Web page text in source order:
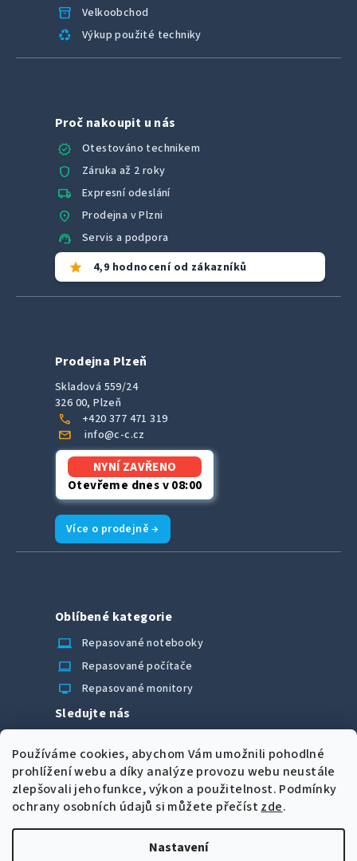
Používáme cookies, abychom Vám umožnili pohodlné
prohlížení webu a díky analýze provozu webu neustále
zlepšovali jeho funkce, výkon a použitelnost. Podmínky
ochrany osobních údajů si můžete přečíst zde.
Nastavení
inventory_2 Velkoobchod
recycling Výkup použité techniky
Proč nakoupit u nás
verified
Otestováno technikem
shield Záruka až 2 roky
local_shipping Expresní odeslání
location_on Prodejna v Plzni
support_agent Servis a podpora
star 4,9 hodnocení od zákazníků
Prodejna Plzeň
Skladová 559/24
326 00, Plzeň
call +420 377 471 319
mail info@c-c.cz
NYNÍ ZAVŘENO
Otevřeme dnes v 08:00
Více o prodejně →
Oblíbené kategorie
laptop_chromebook
Repasované notebooky
computer Repasované počítače
monitor Repasované monitory
Sledujte nás
Možnosti úhrady